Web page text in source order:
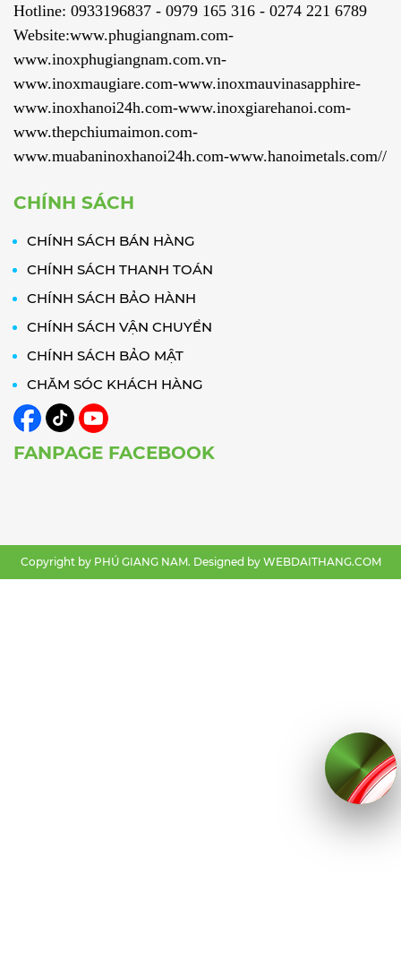
Hotline: 0933196837 - 0979 165 316 - 0274 221 6789
Website:www.phugiangnam.com-
www.inoxphugiangnam.com.vn-
www.inoxmaugiare.com-www.inoxmauvinasapphire-
www.inoxhanoi24h.com-www.inoxgiarehanoi.com-
www.thepchiumaimon.com-
www.muabaninoxhanoi24h.com-www.hanoimetals.com//
CHÍNH SÁCH
CHÍNH SÁCH BÁN HÀNG
CHÍNH SÁCH THANH TOÁN
CHÍNH SÁCH BẢO HÀNH
CHÍNH SÁCH VẬN CHUYỂN
CHÍNH SÁCH BẢO MẬT
CHĂM SÓC KHÁCH HÀNG
FANPAGE FACEBOOK
Copyright by PHÚ GIANG NAM. Designed by WEBDAITHANG.COM